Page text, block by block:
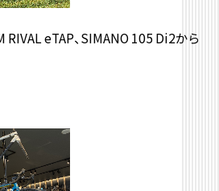
RIVAL eTAP、SIMANO 105 Di2から